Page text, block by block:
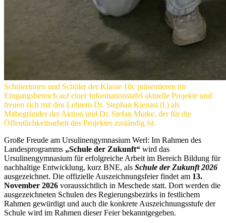
Schülerinnen und Schüler der Klasse 10c präsentieren im
Eingangsbereich auf einer Informationstafel aktuelle Projekte und
freuen sich mit den Lehrern Dr. Stephan Kienast (l.) als
Mitbegründer der Aktion und Dr. Stefan Mutke, der für die
Öffentlichkeitsarbeit des Projektes zuständig ist.
Große Freude am Ursulinengymnasium Werl: Im Rahmen des
Landesprogramms „Schule der Zukunft“ wird das
Ursulinengymnasium für erfolgreiche Arbeit im Bereich Bildung für
nachhaltige Entwicklung, kurz BNE, als Schule der Zukunft 2026
ausgezeichnet. Die offizielle Auszeichnungsfeier findet am 13.
November 2026 voraussichtlich in Meschede statt. Dort werden die
ausgezeichneten Schulen des Regierungsbezirks in festlichem
Rahmen gewürdigt und auch die konkrete Auszeichnungsstufe der
Schule wird im Rahmen dieser Feier bekanntgegeben.